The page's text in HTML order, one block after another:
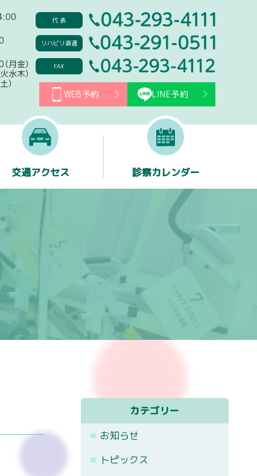
千葉こどもとおとなの整形
月金）
水木）
土）
代 表
リハビリ直通
FAX
WEB予約 LINE予約
交通アクセス 診察カレンダー
カテゴリー
お知らせ
トピックス